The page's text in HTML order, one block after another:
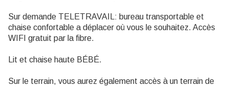
Sur demande TELETRAVAIL: bureau transportable et
chaise confortable a déplacer où vous le souhaitez. Accès
WIFI gratuit par la fibre.
Lit et chaise haute BÉBÉ.
Sur le terrain, vous aurez également accès à un terrain de